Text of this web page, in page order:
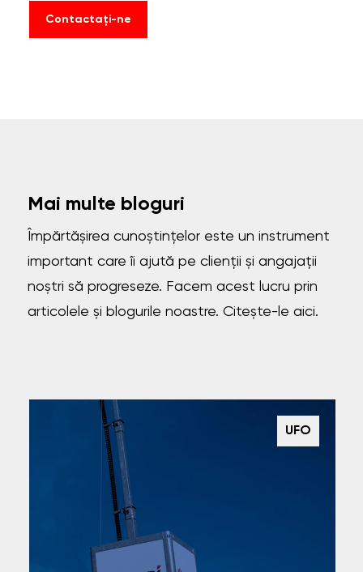
Contactați-ne
Mai multe bloguri
Împărtășirea cunoștințelor este un instrument
important care îi ajută pe clienții și angajații
noștri să progreseze. Facem acest lucru prin
articolele și blogurile noastre. Citește-le aici.
UFO